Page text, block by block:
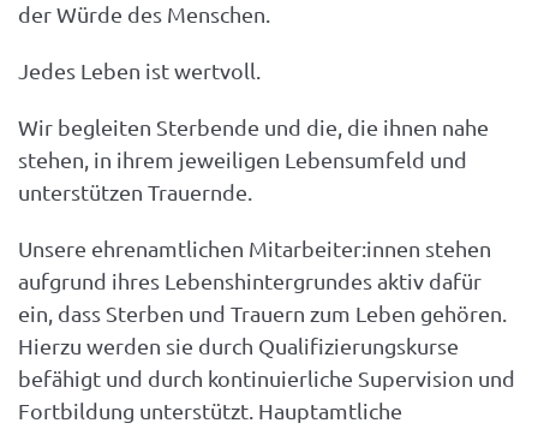
der Würde des Menschen.
Jedes Leben ist wertvoll.
Wir begleiten Sterbende und die, die ihnen nahe
stehen, in ihrem jeweiligen Lebensumfeld und
unterstützen Trauernde.
Unsere ehrenamtlichen Mitarbeiter:innen stehen
aufgrund ihres Lebenshintergrundes aktiv dafür
ein, dass Sterben und Trauern zum Leben gehören.
Hierzu werden sie durch Qualifizierungskurse
befähigt und durch kontinuierliche Supervision und
Fortbildung unterstützt. Hauptamtliche